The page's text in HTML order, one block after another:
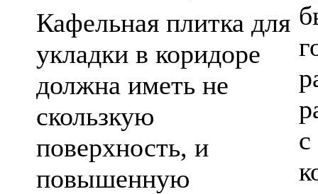
Кафельная плитка для
укладки в коридоре
должна иметь не
скользкую
поверхность, и
повышенную